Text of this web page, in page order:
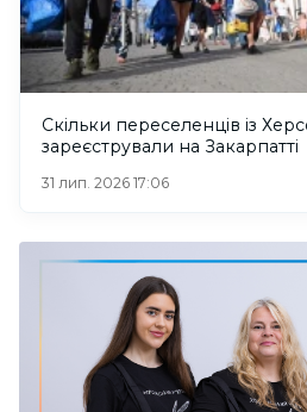
Скільки переселенців із
зареєстрували на Закарпатті
31 лип. 2026 17:06